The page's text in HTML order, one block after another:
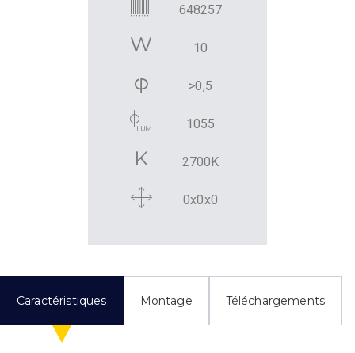
648257
10
>0,5
1055
2700K
0x0x0
Caractéristiques Montage Téléchargements